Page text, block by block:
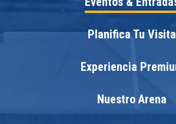
Planifica Tu Visita
Experiencia
Nuestro Arena